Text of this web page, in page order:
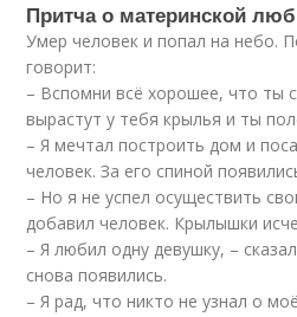
Притча о материнской
Умер человек и попал на небо.
говорит:
– Вспомни всё хорошее, что ты
вырастут у тебя крылья и ты
– Я мечтал построить дом и
человек. За его спиной
– Но я не успел осуществить
добавил человек. Крылышки
– Я любил одну девушку, –
снова появились.
– Я рад, что никто не узнал о